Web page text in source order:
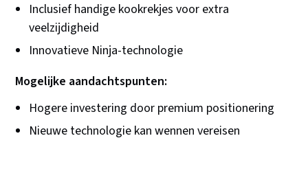
Inclusief handige kookrekjes voor extra
veelzijdigheid
Innovatieve Ninja-technologie
Mogelijke aandachtspunten:
Hogere investering door premium positionering
Nieuwe technologie kan wennen vereisen